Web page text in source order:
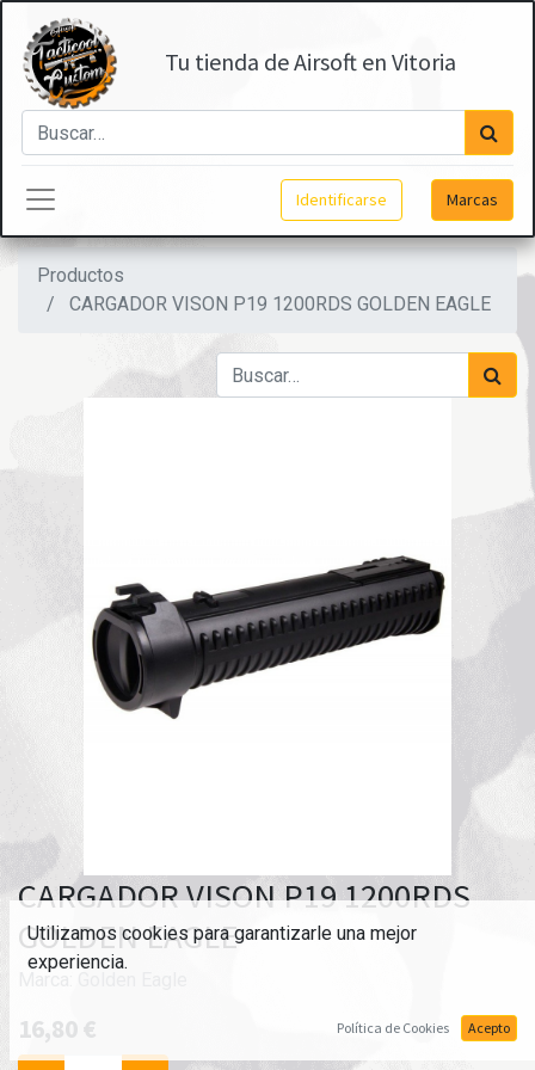
Tu tienda de Airsoft en Vitoria
Identificarse Marcas
Productos
CARGADOR VISON P19 1200RDS GOLDEN EAGLE
CARGADOR VISON P19 1200RDS
GOLDEN EAGLE
Marca:
16,80€
Utilizamos cookies para garantizarle una mejor
experiencia.
Política de Cookies Acepto